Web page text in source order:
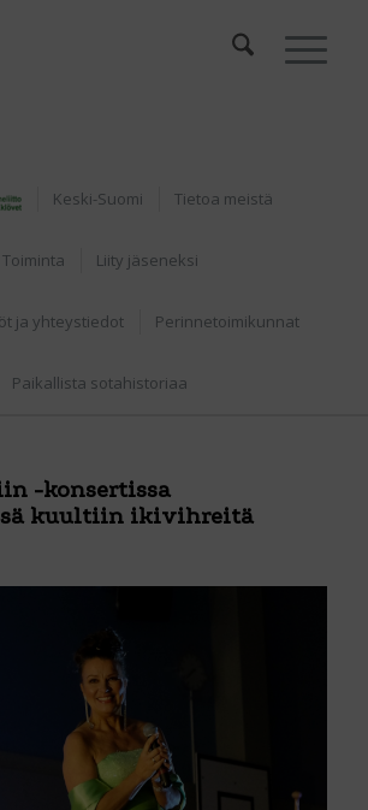
Keski-Suomi Tietoa meistä
Toiminta Liity jäseneksi
ja yhteystiedot Perinnetoimikunnat
Paikallista sotahistoriaa
-konsertissa
kuultiin ikivihreitä